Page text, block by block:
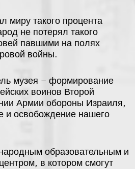
миру такого процента
не потерял такого
павшими на полях
войны.
музея – формирование
воинов Второй
Армии обороны Израиля,
и освобождение нашего
образовательным и
в котором смогут